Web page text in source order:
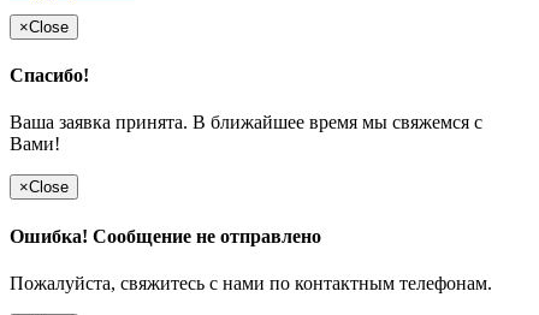
×Close
Спасибо!
Ваша заявка принята. В ближайшее время мы свяжемся с
Вами!
×Close
Ошибка! Сообщение не отправлено
Пожалуйста, свяжитесь с нами по контактным телефонам.